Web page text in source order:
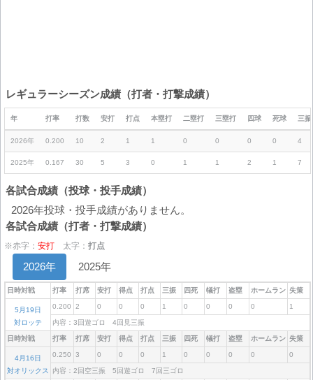
レギュラーシーズン成績（打者・打撃成績）
年 打率 打数 安打 打点 本塁打 二塁打 三塁打 四球 死球 三振
2026年 0.200 10 2 1 1 0 0 0 0 4
2025年 0.167 30 5 3 0 1 1 2 1 7
各試合成績（投球・投手成績）
2026年投球・投手成績がありません。
各試合成績（打者・打撃成績）
※赤字： 安打 太字： 打点
2026年 2025年
日時対戦 打率 打席 安打 得点 打点 三振 四死 犠打 盗塁 ホームラン 失策
5月19日
対ロッテ
0.200 2 0 0 0 1 0 0 0 0 1
内容：3回遊ゴロ 4回見三振
日時対戦 打率 打席 安打 得点 打点 三振 四死 犠打 盗塁 ホームラン 失策
4月16日
対オリックス
0.250 3 0 0 0 1 0 0 0 0 0
内容：2回空三振 5回遊ゴロ 7回三ゴロ